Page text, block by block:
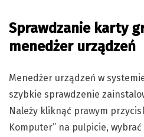
Sprawdzanie karty
menedżer urządzeń
Menedżer urządzeń w
szybkie sprawdzenie
Należy kliknąć prawym
Komputer” na pulpicie,